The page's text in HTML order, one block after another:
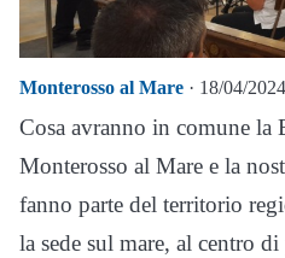
Monterosso al Mare · 18/04/
Cosa avranno in comune la
Monterosso al Mare e la
fanno parte del territorio
la sede sul mare, al centro